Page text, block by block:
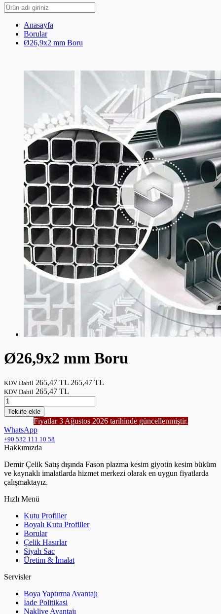
Anasayfa
Borular
Ø26,9x2 mm Boru
Ø26,9x2 mm Boru
KDV Dahil 265,47 TL 265,47 TL
KDV Dahil 265,47 TL
Teklife ekle
Fiyatlar 3 Ağustos 2026 tarihinde güncellenmiştir.
WhatsApp
+90 532 111 10 58
Hakkımızda
Demir Çelik Satış dışında Fason plazma kesim giyotin kesim büküm
ve kaynaklı imalatlarda hizmet merkezi olarak en uygun fiyatlarda
çalışmaktayız.
Hızlı Menü
Kutu Profiller
Boyalı Kutu Profiller
Borular
Çelik Hasırlar
Siyah Sac
Üretim & İmalat
Servisler
Boya Yaptırma Avantajı
İade Politikasi
Nakliye Avantajı